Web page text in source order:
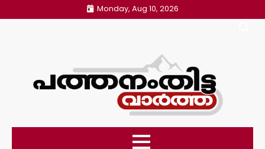
to
Monday, Aug 10, 2026